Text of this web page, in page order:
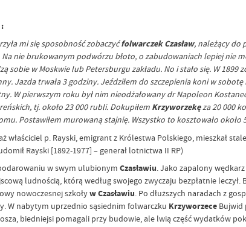
mi się sposobność zobaczyćfolwarczek Czasław, należący do
Na nie brukowanym podwórzu błoto, o zabudowaniach lepiej nie
sobie w Moskwie lub Petersburgu zakładu. No i stało się. W 1899
Jazda trwała 3 godziny. Jeździłem do szczepienia koni w
W pierwszym roku był nim nieodżałowany dr Napoleon
tj. około 23 000 rubli. Dokupiłem Krzyworzekęza 20 000
Postawiłem murowaną stajnię. Wszystko to kosztowało około
właściciel p. Rayski, emigrant z Królestwa Polskiego, mieszkał
Rayski [1892-1977] – generał lotnictwa II RP)
w swym ulubionym Czasławiu. Jako zapalony
ludnością, którą według swojego zwyczaju bezpłatnie
nowoczesnej szkoływ Czasławiu. Po dłuższych naradach z
W nabytym uprzednio sąsiednim folwarczku KrzyworzeceBujwid
biedniejsi pomagali przy budowie, ale lwią część wydatków